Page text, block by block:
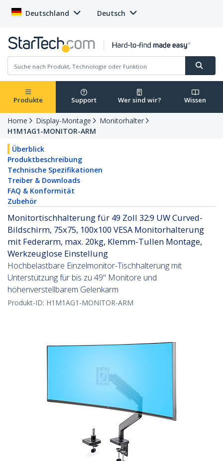
Deutschland Deutsch
Produkte Support Wer sind wir? Wissen
Home Display-Montage
Monitorhalter
H1M1AG1-MONITOR-ARM
Überblick
Produktbeschreibung
Technische Spezifikationen
Treiber & Downloads
FAQ & Konformität
Zubehör
Monitortischhalterung für 49 Zoll 32:9 UW Curved-
Bildschirm, 75x75, 100x100 VESA Monitorhalterung
mit Federarm, max. 20kg, Klemm-Tullen Montage,
Werkzeuglose Einstellung
Hochbelastbare Einzelmonitor-Tischhalterung mit
Unterstützung für bis zu 49" Monitore und
höhenverstellbarem Gelenkarm
Produkt-ID: H1M1AG1-MONITOR-ARM